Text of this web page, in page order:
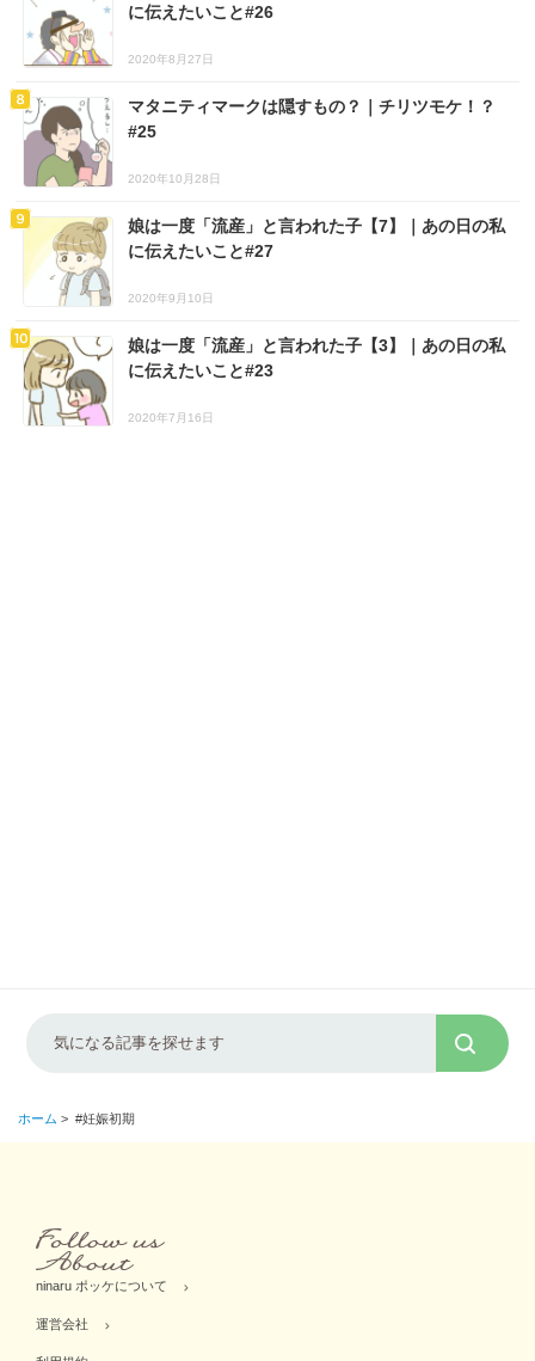
に伝えたいこと#26
2020年8月27日
マタニティマークは隠すもの？｜チリツモケ！？
#25
2020年10月28日
娘は一度「流産」と言われた子【7】｜あの日の私
に伝えたいこと#27
2020年9月10日
娘は一度「流産」と言われた子【3】｜あの日の私
に伝えたいこと#23
2020年7月16日
ホーム > #妊娠初期
ninaru ポッケについて
運営会社